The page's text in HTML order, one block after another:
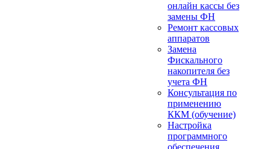
онлайн кассы без
замены ФН
Ремонт кассовых
аппаратов
Замена
Фискального
накопителя без
учета ФН
Консультация по
применению
ККМ (обучение)
Настройка
программного
обеспечения